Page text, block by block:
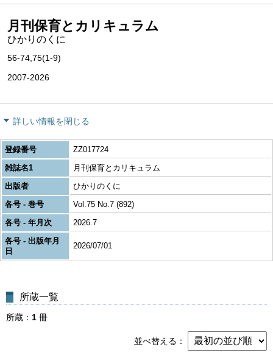
月刊保育とカリキュラム
ひかりのくに
56-74,75(1-9)
2007-2026
詳しい情報を閉じる
登録番号
ZZ017724
雑誌名1
月刊保育とカリキュラム
出版者
ひかりのくに
各号 - 巻号
Vol.75 No.7 (892)
各号 - 年月次
2026.7
各号 - 出版年月
日
2026/07/01
所蔵一覧
所蔵 1 冊
並べ替える